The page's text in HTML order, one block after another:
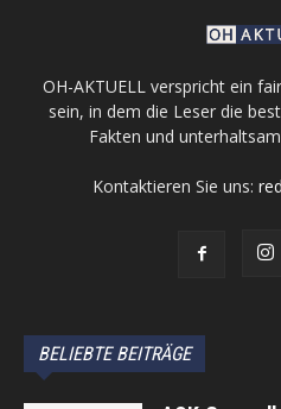
OH-AKTUELL verspricht ein
sein, in dem die Leser die
Fakten und
Kontaktieren Sie uns:
BELIEBTE BEITRÄGE